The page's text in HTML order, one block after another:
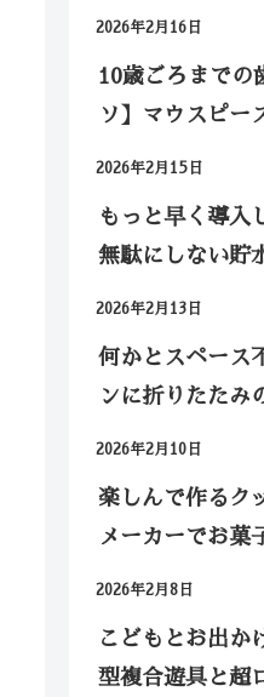
2026年2月16日
10歳ごろまでの
ソ】マウスピー
2026年2月15日
もっと早く導入
無駄にしない貯
2026年2月13日
何かとスペース
ンに折りたたみ
2026年2月10日
楽しんで作るク
メーカーでお菓
2026年2月8日
こどもとお出か
型複合遊具と超